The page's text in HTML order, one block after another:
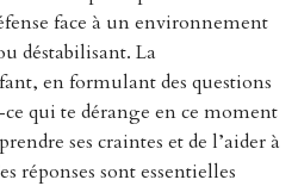
face à un environnement
déstabilisant. La
en formulant des questions
qui te dérange en ce moment
ses craintes et de l’aider à
réponses sont essentielles